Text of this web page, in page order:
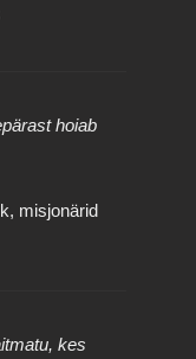
hoiab
misjonärid
kes